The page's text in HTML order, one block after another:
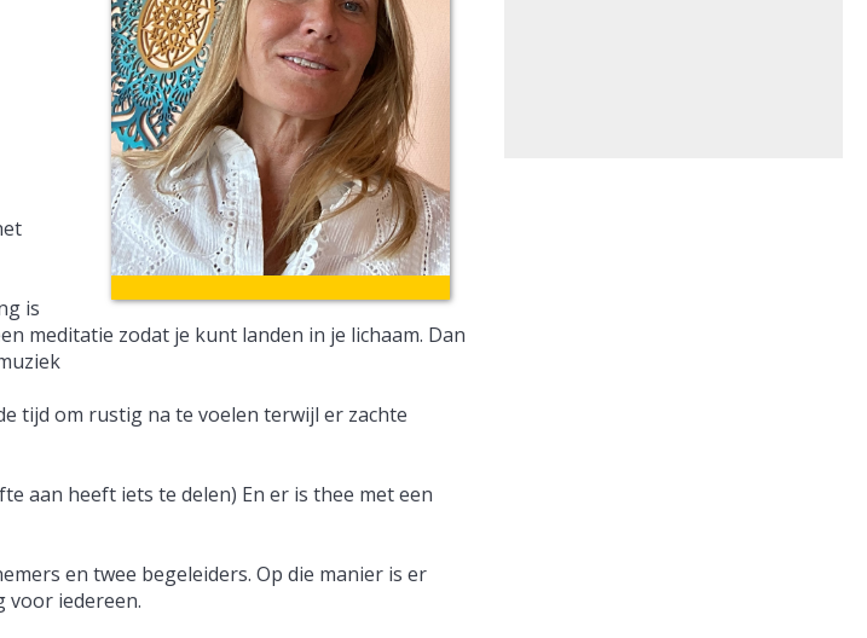
is
meditatie zodat je kunt landen in je lichaam. Dan
tijd om rustig na te voelen terwijl er zachte
aan heeft iets te delen) En er is thee met een
en twee begeleiders. Op die manier is er
voor iedereen.